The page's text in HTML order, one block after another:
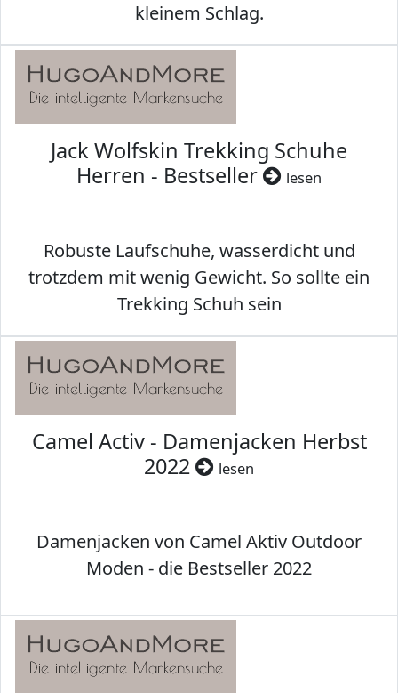
kleinem Schlag.
Jack Wolfskin Trekking Schuhe
Herren - Bestseller
lesen
Robuste Laufschuhe, wasserdicht und
trotzdem mit wenig Gewicht. So sollte ein
Trekking Schuh sein
Camel Activ - Damenjacken Herbst
2022
lesen
Damenjacken von Camel Aktiv Outdoor
Moden - die Bestseller 2022